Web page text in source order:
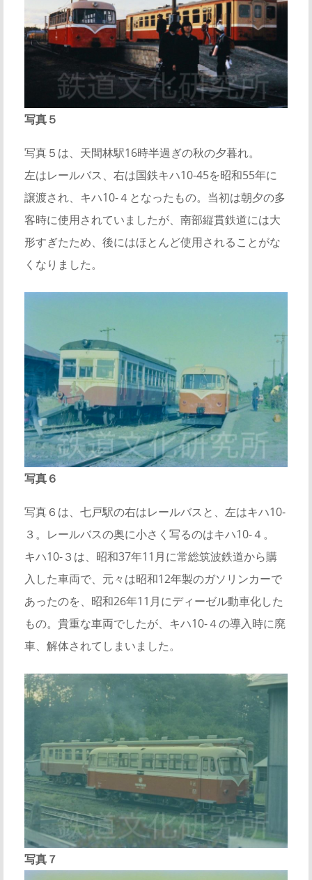
写真５
写真５は、天間林駅16時半過ぎの秋の夕暮れ。
左はレールバス、右は国鉄キハ10-45を昭和55年に
譲渡され、キハ10-４となったもの。当初は朝夕の多
客時に使用されていましたが、南部縦貫鉄道には大
形すぎたため、後にはほとんど使用されることがな
くなりました。
写真６
写真６は、七戸駅の右はレールバスと、左はキハ10-
３。レールバスの奥に小さく写るのはキハ10-４。
キハ10-３は、昭和37年11月に常総筑波鉄道から購
入した車両で、元々は昭和12年製のガソリンカーで
あったのを、昭和26年11月にディーゼル動車化した
もの。貴重な車両でしたが、キハ10-４の導入時に廃
車、解体されてしまいました。
写真７